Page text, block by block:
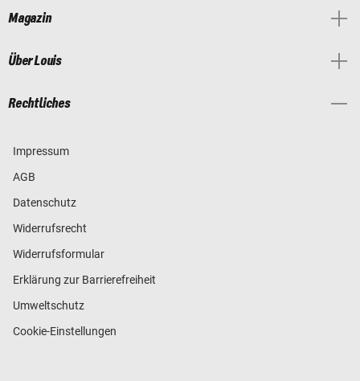
Magazin
Über Louis
Rechtliches
Impressum
AGB
Datenschutz
Widerrufsrecht
Widerrufsformular
Erklärung zur Barrierefreiheit
Umweltschutz
Cookie-Einstellungen